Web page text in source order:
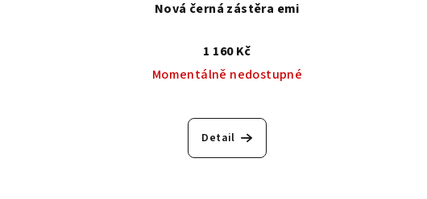
Nová černá zástěra emi
1 160 Kč
Momentálně nedostupné
Detail